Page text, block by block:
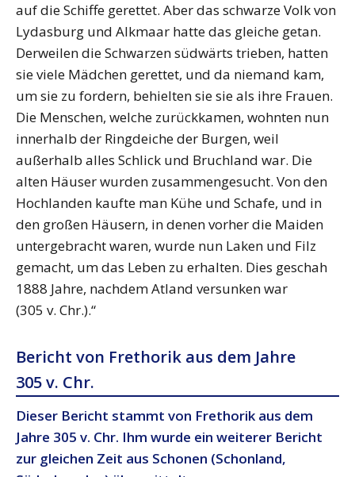
auf die Schiffe gerettet. Aber das schwarze Volk von
Lydasburg und Alkmaar hatte das gleiche getan.
Derweilen die Schwarzen südwärts trieben, hatten
sie viele Mädchen gerettet, und da niemand kam,
um sie zu fordern, behielten sie sie als ihre Frauen.
Die Menschen, welche zurückkamen, wohnten nun
innerhalb der Ringdeiche der Burgen, weil
außerhalb alles Schlick und Bruchland war. Die
alten Häuser wurden zusammengesucht. Von den
Hochlanden kaufte man Kühe und Schafe, und in
den großen Häusern, in denen vorher die Maiden
untergebracht waren, wurde nun Laken und Filz
gemacht, um das Leben zu erhalten. Dies geschah
1888 Jahre, nachdem Atland versunken war
(305 v. Chr.).“
Bericht von Frethorik aus dem Jahre
305 v. Chr.
Dieser Bericht stammt von Frethorik aus dem
Jahre 305 v. Chr. Ihm wurde ein weiterer Bericht
zur gleichen Zeit aus Schonen (Schonland,